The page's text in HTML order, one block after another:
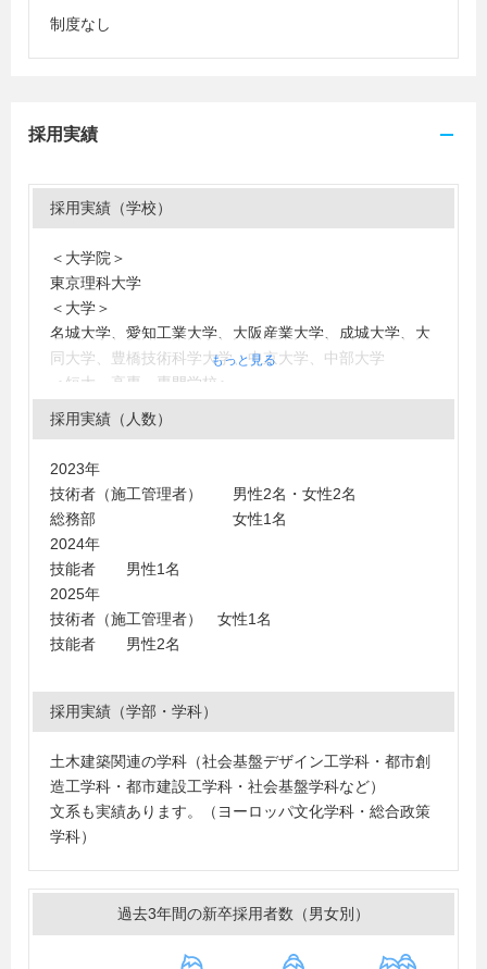
制度なし
採用実績
採用実績（学校）
＜大学院＞
東京理科大学
＜大学＞
名城大学、愛知工業大学、大阪産業大学、成城大学、大
同大学、豊橋技術科学大学、中京大学、中部大学
＜短大・高専・専門学校＞
東海工業専門学校金山校、豊田工業高等専門学校、岐阜
工業高等専門学校
もっと見る
採用実績（人数）
2023年
技術者（施工管理者） 男性2名・女性2名
総務部 女性1名
2024年
技能者 男性1名
2025年
技術者（施工管理者） 女性1名
技能者 男性2名
採用実績（学部・学科）
土木建築関連の学科（社会基盤デザイン工学科・都市創
造工学科・都市建設工学科・社会基盤学科など）
文系も実績あります。（ヨーロッパ文化学科・総合政策
学科）
過去3年間の新卒採用者数（男女別）